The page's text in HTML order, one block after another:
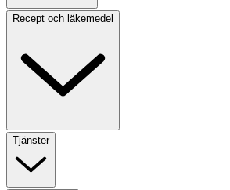
Recept och läkemedel
Tjänster